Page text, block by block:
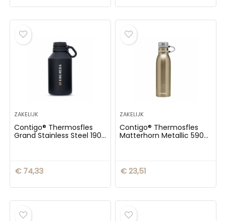
ZAKELIJK
Contigo® Thermosfles
Grand Stainless Steel 1900
€74,33
ZAKELIJK
Contigo® Thermosfles
Matterhorn Metallic 590
€23,51